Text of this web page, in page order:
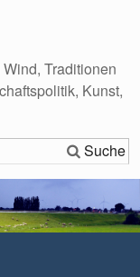
Traditionen
Kunst,
Suche